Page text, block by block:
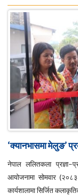
‘क्यानभासमा मेलुङ’
नेपाल ललितकला
आयोजनामा सोमवार
कार्यशालामा सिर्जित